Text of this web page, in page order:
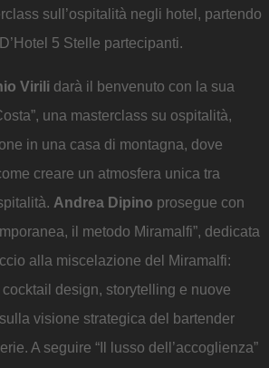
sull’ospitalità negli hotel, partendo
5 Stelle partecipanti.
Virili darà il benvenuto con la sua
una masterclass su ospitalità,
in una casa di montagna, dove
creare un atmosfera unica tra
Andrea Dipino prosegue con
il metodo Miramalfi”, dedicata
alla miscelazione del Miramalfi:
design, storytelling e nuove
visione strategica del bartender
A seguire “Il lusso dell’accoglienza”